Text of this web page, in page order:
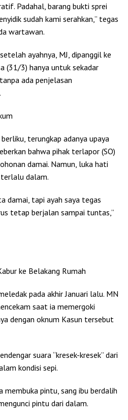
Padahal, barang bukti sprei
sudah kami serahkan,” tegas
wartawan.
ayahnya, MJ, dipanggil ke
(31/3) hanya untuk sekadar
ada penjelasan
terungkap adanya upaya
bahwa pihak terlapor (SO)
damai. Namun, luka hati
dalam.
damai, tapi ayah saya tegas
tetap berjalan sampai tuntas,”
ke Belakang Rumah
pada akhir Januari lalu. MN
saat ia memergoki
dengan oknum Kasun tersebut
suara “kresek-kresek” dari
kondisi sepi.
membuka pintu, sang ibu berdalih
pintu dari dalam.